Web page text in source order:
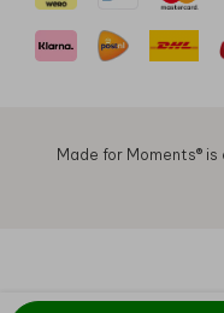
Made for Moments®️